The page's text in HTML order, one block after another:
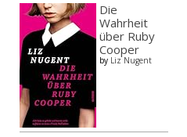
Die
Wahrheit
über Ruby
Cooper
by Liz Nugent